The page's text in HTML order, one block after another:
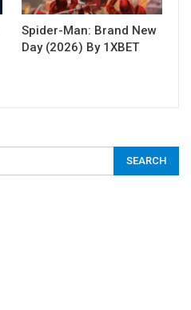
Spider-Man: Brand New
Day (2026) By 1XBET